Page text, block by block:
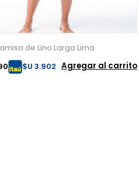
de Lino Larga Lima
$U 3.902 Agregar al carrito